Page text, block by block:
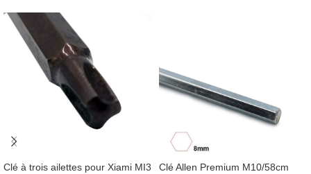
Clé à trois ailettes pour Xiami MI3
Clé Allen Premium M10/58cm